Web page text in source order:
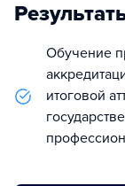
Обучение
итоговой